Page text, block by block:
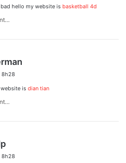
hello my website is basketball 4d
8h28
is dian tian
t
8h28